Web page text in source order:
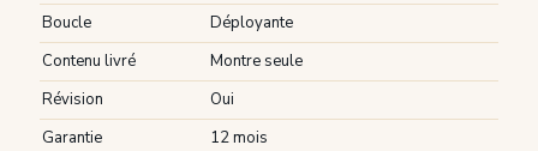
Boucle
Déployante
Contenu livré
Montre seule
Révision
Oui
Garantie
12 mois